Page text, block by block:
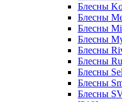
Блесны
Блесны
Блесны
Блесны
Блесны
Блесны
Блесны
Блесны
Блесны